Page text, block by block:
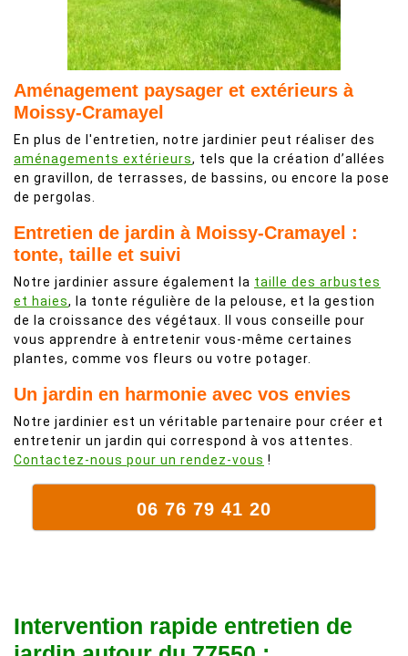
Aménagement paysager et extérieurs à
Moissy-Cramayel
En plus de l'entretien, notre jardinier peut réaliser des
aménagements extérieurs, tels que la création d’allées
en gravillon, de terrasses, de bassins, ou encore la pose
de pergolas.
Entretien de jardin à Moissy-Cramayel :
tonte, taille et suivi
Notre jardinier assure également la taille des arbustes
et haies, la tonte régulière de la pelouse, et la gestion
de la croissance des végétaux. Il vous conseille pour
vous apprendre à entretenir vous-même certaines
plantes, comme vos fleurs ou votre potager.
Un jardin en harmonie avec vos envies
Notre jardinier est un véritable partenaire pour créer et
entretenir un jardin qui correspond à vos attentes.
Contactez-nous pour un rendez-vous !
06 76 79 41 20
Intervention rapide entretien de